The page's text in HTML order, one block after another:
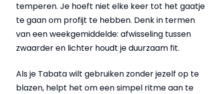
temperen. Je hoeft niet elke keer tot het gaatje
te gaan om profijt te hebben. Denk in termen
van een weekgemiddelde: afwisseling tussen
zwaarder en lichter houdt je duurzaam fit.
Als je Tabata wilt gebruiken zonder jezelf op te
blazen, helpt het om een simpel ritme aan te